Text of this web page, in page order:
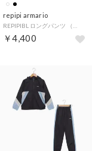
repipi armario
￥4,400